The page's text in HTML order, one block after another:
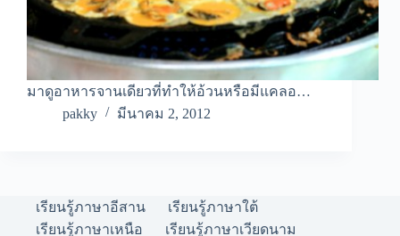
มาดูอาหารจานเดียวที่ทำให้อ้วนหรือมีแคลอ…
pakky
มีนาคม 2, 2012
เรียนรู้ภาษาอีสาน
เรียนรู้ภาษาใต้
เรียนรู้ภาษาเหนือ
เรียนรู้ภาษาเวียดนาม